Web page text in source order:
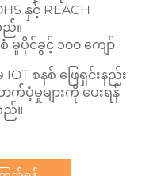
နှင့် REACH
ည်။
ပိုင်ခွင့် ၁၀၀ ကျော်
စနစ် ဖြေရှင်းနည်း
ပံ့မှုများကို ပေးရန်
။